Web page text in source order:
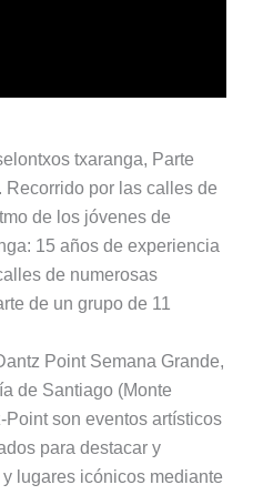
txaranga, Parte
Recorrido por las calles de
de los jóvenes de
15 años de experiencia
de numerosas
de un grupo de 11
Point Semana Grande,
de Santiago (Monte
Point son eventos artísticos
para destacar y
lugares icónicos mediante